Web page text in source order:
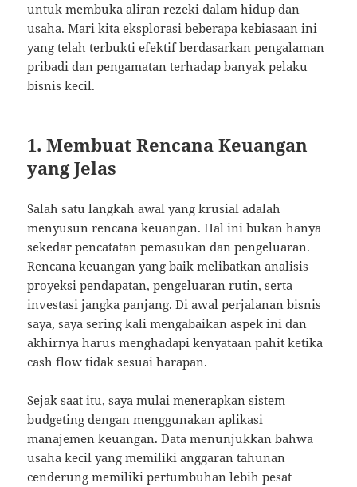
untuk membuka aliran rezeki dalam hidup dan
usaha. Mari kita eksplorasi beberapa kebiasaan ini
yang telah terbukti efektif berdasarkan pengalaman
pribadi dan pengamatan terhadap banyak pelaku
bisnis kecil.
1. Membuat Rencana Keuangan
yang Jelas
Salah satu langkah awal yang krusial adalah
menyusun rencana keuangan. Hal ini bukan hanya
sekedar pencatatan pemasukan dan pengeluaran.
Rencana keuangan yang baik melibatkan analisis
proyeksi pendapatan, pengeluaran rutin, serta
investasi jangka panjang. Di awal perjalanan bisnis
saya, saya sering kali mengabaikan aspek ini dan
akhirnya harus menghadapi kenyataan pahit ketika
cash flow tidak sesuai harapan.
Sejak saat itu, saya mulai menerapkan sistem
budgeting dengan menggunakan aplikasi
manajemen keuangan. Data menunjukkan bahwa
usaha kecil yang memiliki anggaran tahunan
cenderung memiliki pertumbuhan lebih pesat